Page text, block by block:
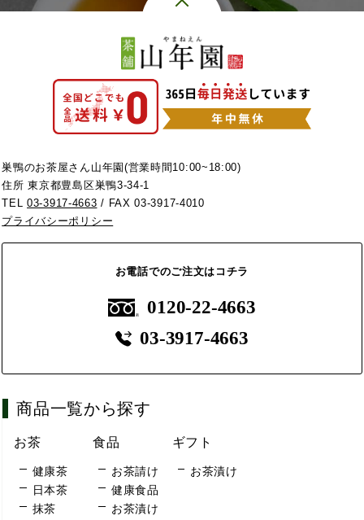
巣鴨のお茶屋さん山年園(営業時間10:00~18:00)
住所 東京都豊島区巣鴨3-34-1
TEL03-3917-4663 / FAX 03-3917-4010
プライバシーポリシー
お電話でのご注文はコチラ
0120-22-4663
03-3917-4663
商品一覧から探す
お茶
健康茶
日本茶
抹茶
食品
お茶請け
健康食品
お茶漬け
ギフト
お茶漬け